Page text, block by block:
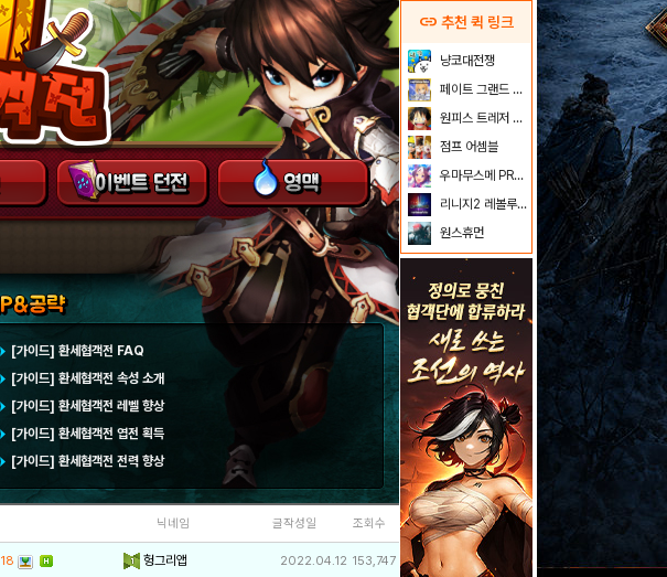
[가이드] 환세협객전 FAQ
[가이드] 환세협객전 속성 소개
[가이드] 환세협객전 레벨 향상
[가이드] 환세협객전 엽전 획득
[가이드] 환세협객전 전력 향상
닉네임 글작성일 조회수
18 헝그리앱 2022.04.12 153,747
link 추천 퀵 링크
냥코대전쟁
페이트 그랜드 오더
원피스 트레저 크루즈
점프 어셈블
우마무스메 PRETTY DERBY
리니지2 레볼루션
원스휴먼